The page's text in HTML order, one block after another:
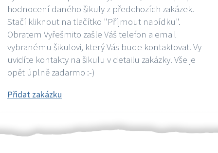
hodnocení daného šikuly z předchozích zakázek.
Stačí kliknout na tlačítko "Příjmout nabídku".
Obratem Vyřešmito zašle Váš telefon a email
vybranému šikulovi, který Vás bude kontaktovat. Vy
uvidíte kontakty na šikulu v detailu zakázky. Vše je
opět úplně zadarmo :-)
Přidat zakázku